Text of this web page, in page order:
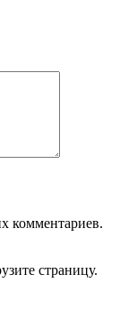
комментариев.
страницу.